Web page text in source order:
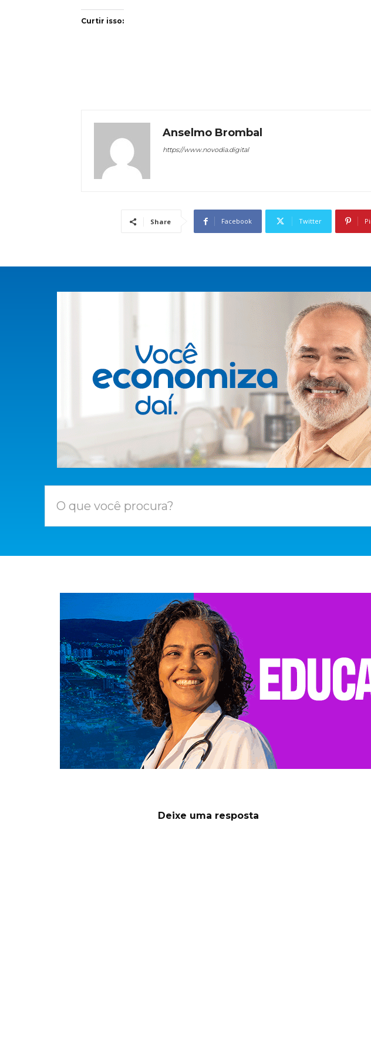
Curtir isso:
Anselmo Brombal
https://www.novodia.digital
Share Facebook Twitter
O que você procura?
Deixe uma resposta